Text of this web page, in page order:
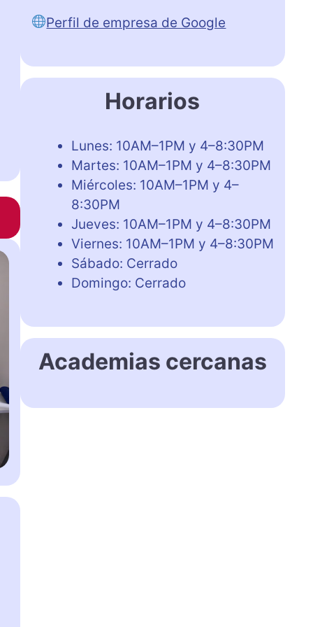
Perfil de empresa de Google
Horarios
Lunes: 10AM–1PM y 4–8:30PM
Martes: 10AM–1PM y 4–8:30PM
Miércoles: 10AM–1PM y 4–
8:30PM
Jueves: 10AM–1PM y 4–8:30PM
Viernes: 10AM–1PM y 4–8:30PM
Sábado: Cerrado
Domingo: Cerrado
Academias cercanas